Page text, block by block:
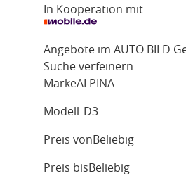
In Kooperation mit
Angebote im AUTO BILD
Suche verfeinern
MarkeALPINA
Modell D3
Preis von Beliebig
Preis bis Beliebig